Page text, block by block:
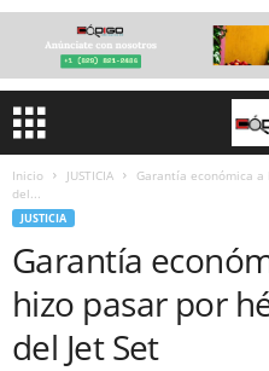
Inicio JUSTICIA
Garantía económica
del...
JUSTICIA
Garantía
hizo pasar por
del Jet Set